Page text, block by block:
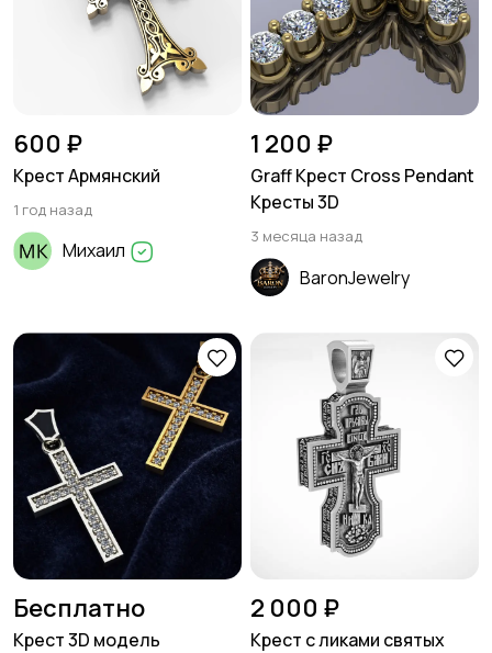
600 ₽
Крест Армянский
1 год назад
Михаил
1 200 ₽
Graff Крест Cross Pendant
Кресты 3D
3 месяца назад
BaronJewelry
Бесплатно
Крест 3D модель
2 000 ₽
Крест с ликами святых